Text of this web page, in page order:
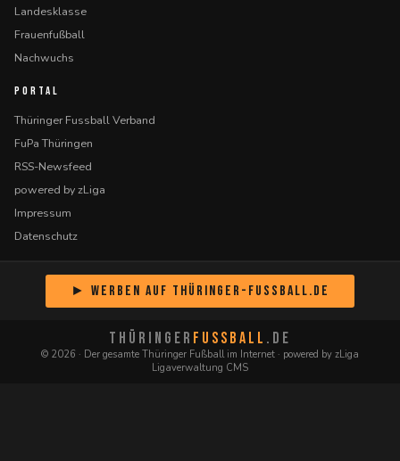
Landesklasse
Frauenfußball
Nachwuchs
PORTAL
Thüringer Fussball Verband
FuPa Thüringen
RSS-Newsfeed
powered by zLiga
Impressum
Datenschutz
► Werben auf Thüringer-Fussball.de
THÜRINGER FUSSBALL .DE
© 2026 · Der gesamte Thüringer Fußball im Internet · powered by zLiga
Ligaverwaltung CMS